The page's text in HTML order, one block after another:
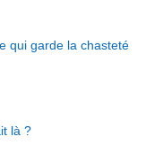
qui garde la chasteté
là ?